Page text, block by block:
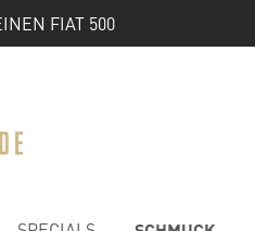
FIAT 500